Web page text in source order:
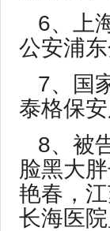
6、上
公安浦
7、国
泰格保
8、被
脸黑大
艳春，
长海医